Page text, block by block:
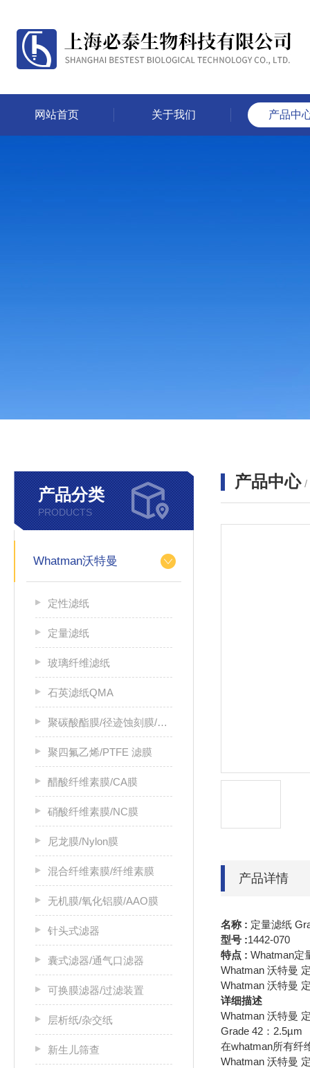
网站首页 关于我们 产品中
产品分类
PRODUCTS
Whatman沃特曼
定性滤纸
定量滤纸
玻璃纤维滤纸
石英滤纸QMA
聚碳酸酯膜/径迹蚀刻膜/PC膜
聚四氟乙烯/PTFE 滤膜
醋酸纤维素膜/CA膜
硝酸纤维素膜/NC膜
尼龙膜/Nylon膜
混合纤维素膜/纤维素膜
无机膜/氧化铝膜/AAO膜
针头式滤器
囊式滤器/通气口滤器
可换膜滤器/过滤装置
层析纸/杂交纸
新生儿筛查
产品中心 /
产品详情
名称 : 定量滤纸
型号 :1442-070
特点 : Whatman定
Whatman 沃特曼
Whatman 沃特曼
详细描述
Whatman 沃特曼
Grade 42：2.5µm
在whatman所有纤
Whatman 沃特曼